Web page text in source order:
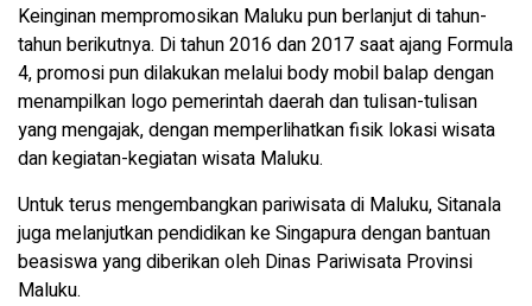
Keinginan mempromosikan Maluku pun berlanjut di tahun-
tahun berikutnya. Di tahun 2016 dan 2017 saat ajang Formula
4, promosi pun dilakukan melalui body mobil balap dengan
menampilkan logo pemerintah daerah dan tulisan-tulisan
yang mengajak, dengan memperlihatkan fisik lokasi wisata
dan kegiatan-kegiatan wisata Maluku.
Untuk terus mengembangkan pariwisata di Maluku, Sitanala
juga melanjutkan pendidikan ke Singapura dengan bantuan
beasiswa yang diberikan oleh Dinas Pariwisata Provinsi
Maluku.